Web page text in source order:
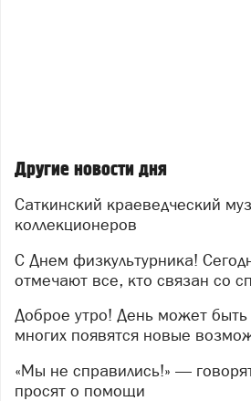
Другие новости дня
Саткинский краеведческий музей приглашает
коллекционеров
С Днем физкультурника! Сегодня праздник
отмечают все, кто связан со
Доброе утро! День может быть беспокойным, но у
многих появятся новые
«Мы не справились!» — говорят волонтеры и
просят о помощи